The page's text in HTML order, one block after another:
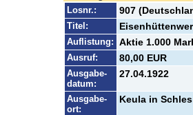
Losnr.:
907
Titel:
Auflistung: Aktie 1.000
Ausruf: 80,00 EUR
Ausgabe-
datum:
27.04.1922
Ausgabe-
ort:
Keula in